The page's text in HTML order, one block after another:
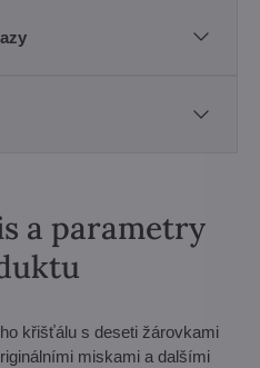
a parametry
křišťálu s deseti žárovkami
miskami a dalšími